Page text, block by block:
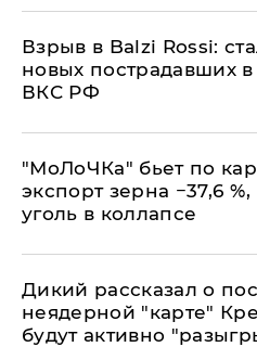
Взрыв в Balzi Rossi:
новых пострадавших
ВКС РФ
​"МоЛоЧКа" бьет по
экспорт зерна −37,6
уголь в коллапсе
Дикий рассказал о
неядерной "карте"
будут активно